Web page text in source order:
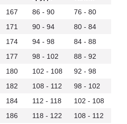
167 86 - 90
76 - 80
171 90 - 94
80 - 84
174 94 - 98
84 - 88
177 98 - 102
88 - 92
180 102 - 108
92 - 98
182 108 - 112
98 - 102
184 112 - 118
102 - 108
186 118 - 122
108 - 112